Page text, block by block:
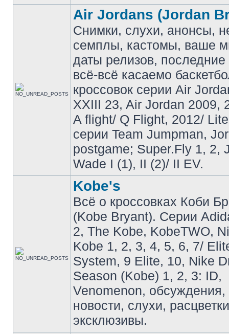
Air Jordans (Jordan
Снимки, слухи, анонсы,
семплы, кастомы, ваше
даты релизов, последние
всё-всё касаемо
кроссовок серии Air
XXIII 23, Air Jordan 2009,
A flight/ Q Flight, 2012/
серии Team Jumpman,
postgame; Super.Fly 1, 2,
Wade I (1), II (2)/ II EV.
Kobe's
Всё о кроссовках Коби
(Kobe Bryant). Серии
2, The Kobe, KobeTWO,
Kobe 1, 2, 3, 4, 5, 6, 7/
System, 9 Elite, 10, Nike
Season (Kobe) 1, 2, 3: ID,
Venomenon,
новости, слухи,
эксклюзивы.